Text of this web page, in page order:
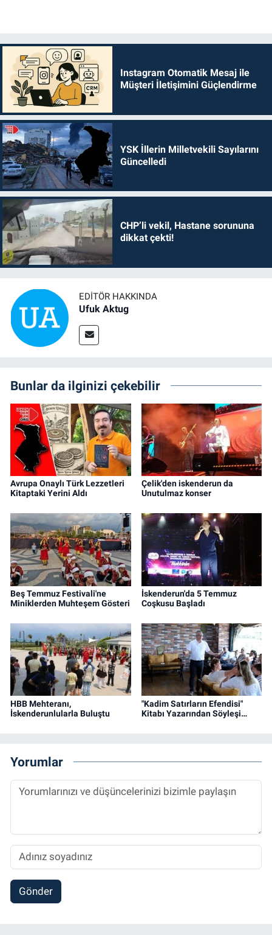
Instagram Otomatik Mesaj ile
Müşteri İletişimini Güçlendirme
YSK İllerin Milletvekili Sayılarını
Güncelledi
CHP’li vekil, Hastane sorununa
dikkat çekti!
EDITÖR HAKKINDA
Ufuk Aktug
Bunlar da ilginizi çekebilir
Avrupa Onaylı Türk Lezzetleri
Kitaptaki Yerini Aldı
Çelik'den iskenderun da
Unutulmaz konser
Beş Temmuz Festivali'ne
Miniklerden Muhteşem Gösteri
İskenderun'da 5 Temmuz
Coşkusu Başladı
HBB Mehteranı,
İskenderunlularla Buluştu
"Kadim Satırların Efendisi"
Kitabı Yazarından Söyleşi…
Yorumlar
Gönder